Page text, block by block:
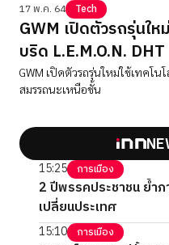
17 พ.ค. 64 Tech
GWM เปิดตัวรถรุ่นให
บริด L.E.M.O.N. DHT
GWM เปิดตัวรถรุ่นใหม่ใช้เทคโนโ
สมรรถนะเหนือชั้น
15:25 การเมือง
2 ปีพรรคประชาชน ย้ำ
เปลี่ยนประเทศ
15:10 การเมือง